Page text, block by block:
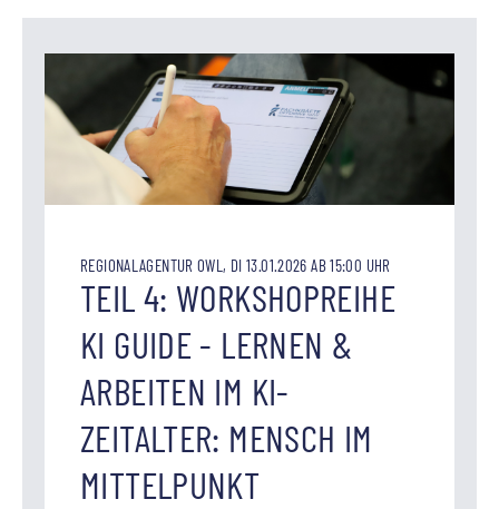
REGIONALAGENTUR OWL, DI 13.01.2026 AB 15:00 UHR
TEIL 4: WORKSHOPREIHE
KI GUIDE - LERNEN &
ARBEITEN IM KI-
ZEITALTER: MENSCH IM
MITTELPUNKT